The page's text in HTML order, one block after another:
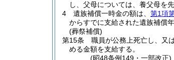
し、父母については、養父母を
4
遺族補償一時金の額は、 第1項
からすでに支給された遺族補償
(葬祭補償)
第15条
職員が公務上死亡し、又
める金額を支給する。
(昭48条例149・一部改正)